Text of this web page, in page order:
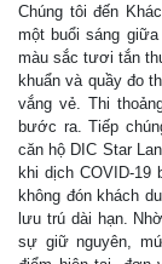
Chúng tôi đến
một buổi sáng
màu sắc tươi tắn
khuẩn và quầy đo
vắng vẻ. Thi
bước ra. Tiếp
căn hộ DIC Star
khi dịch COVID-19
không đón khách
lưu trú dài hạn.
sự giữ nguyên,